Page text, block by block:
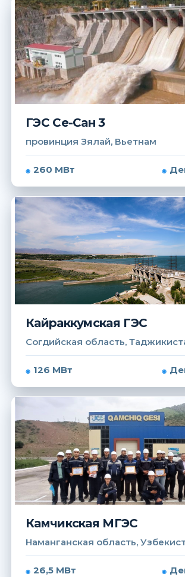
ГЭС Се-Сан 3
провинция Зялай, Вьетнам
260 МВт
Кайраккумская ГЭС
Согдийская область,
126 МВт
Камчикская МГЭС
Наманганская область,
26,5 МВт